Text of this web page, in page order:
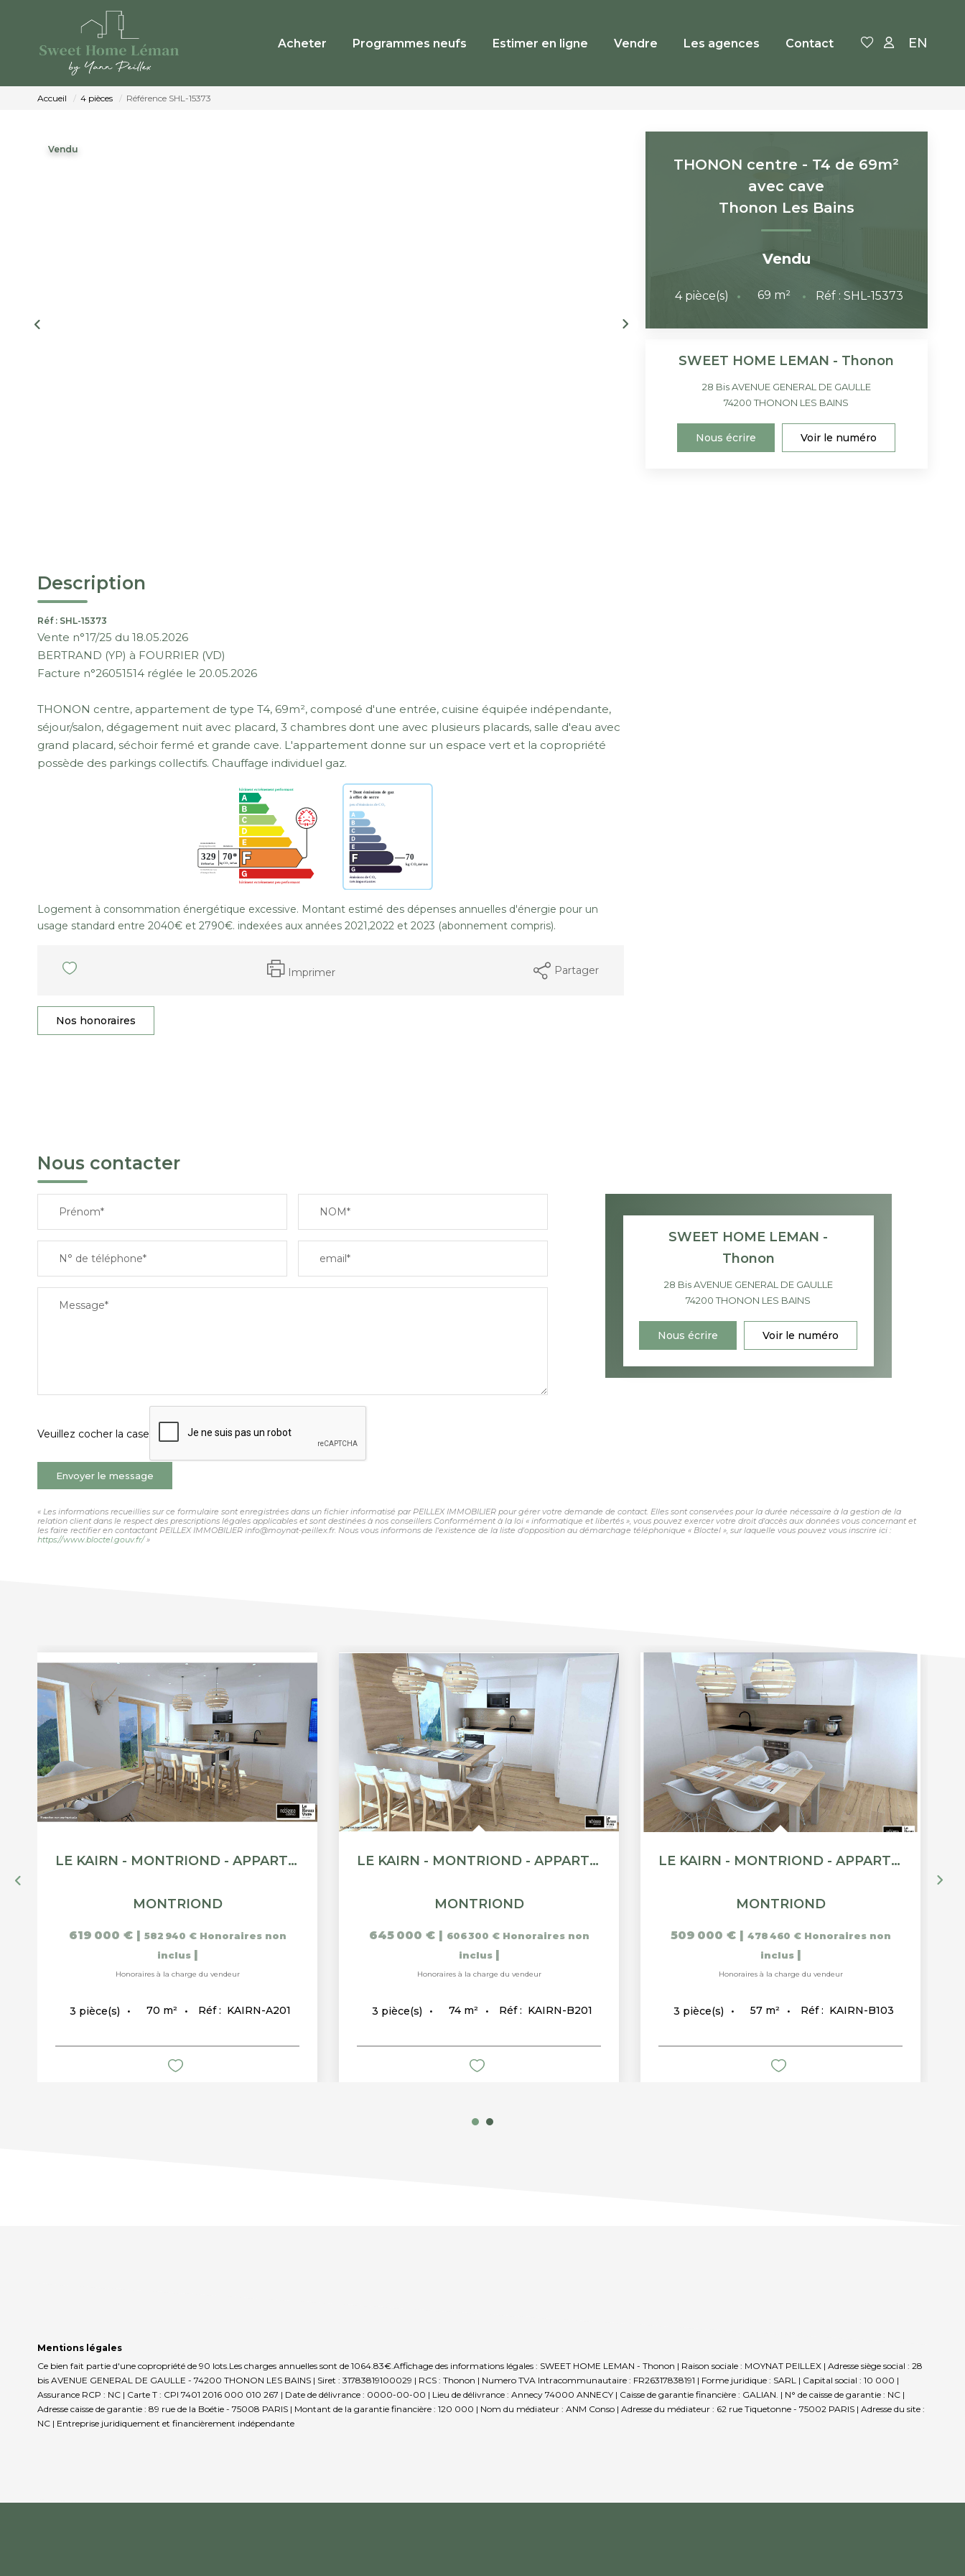
Acheter Programmes neufs Estimer en ligne Vendre Les agences Contact EN
Accueil 4 pièces Référence SHL-15373
Vendu
Description
Réf : SHL-15373
Vente n°17/25 du 18.05.2026
BERTRAND (YP) à FOURRIER (VD)
Facture n°26051514 réglée le 20.05.2026
THONON centre, appartement de type T4, 69m², composé d'une entrée, cuisine équipée indépendante,
séjour/salon, dégagement nuit avec placard, 3 chambres dont une avec plusieurs placards, salle d'eau avec
grand placard, séchoir fermé et grande cave. L'appartement donne sur un espace vert et la copropriété
possède des parkings collectifs. Chauffage individuel gaz.
Logement à consommation énergétique excessive. Montant estimé des dépenses annuelles d'énergie pour un
usage standard entre 2040€ et 2790€. indexées aux années 2021,2022 et 2023 (abonnement compris).
Imprimer Partager
Nos honoraires
THONON centre - T4 de 69m²
avec cave
Thonon Les Bains
Vendu
4 pièce(s) 69 m² Réf :SHL-15373
SWEET HOME LEMAN - Thonon
28 Bis AVENUE GENERAL DE GAULLE
74200THONON LES BAINS
Nous écrire Voir le numéro
Nous contacter
Prénom* NOM*
N° de téléphone* email*
Message*
Veuillez cocher la case
Envoyer le message
SWEET HOME LEMAN -
Thonon
28 Bis AVENUE GENERAL DE GAULLE
74200THONON LES BAINS
Nous écrire Voir le numéro
« Les informations recueillies sur ce formulaire sont enregistrées dans un fichier informatisé par PEILLEX IMMOBILIER pour gérer votre demande de contact. Elles sont conservées pour la durée nécessaire à la gestion de la
relation client dans le respect des prescriptions légales applicables et sont destinées à nos conseillers Conformément à la loi « informatique et libertés », vous pouvez exercer votre droit d'accès aux données vous concernant et
les faire rectifier en contactant PEILLEX IMMOBILIER info@moynat-peillex.fr. Nous vous informons de l'existence de la liste d'opposition au démarchage téléphonique « Bloctel », sur laquelle vous pouvez vous inscrire ici :
https://www.bloctel.gouv.fr/»
LE KAIRN - MONTRIOND - APPARTEMENT T3 - 69.87M²
MONTRIOND
619 000 € | 582 940 € Honoraires non
inclus |
Honoraires à la charge du vendeur
3 pièce(s) 70 m² Réf : KAIRN-A201
LE KAIRN - MONTRIOND - APPARTEMENT T3 + CABINE - 73.92M²
MONTRIOND
645 000 € | 606 300 € Honoraires non
inclus |
Honoraires à la charge du vendeur
3 pièce(s) 74 m² Réf : KAIRN-B201
LE KAIRN - MONTRIOND - APPARTEMENT T3 - 57.42M²M²
MONTRIOND
509 000 € | 478 460 € Honoraires non
inclus |
Honoraires à la charge du vendeur
3 pièce(s) 57 m² Réf : KAIRN-B103
Mentions légales
Ce bien fait partie d'une copropriété de 90 lots.Les charges annuelles sont de 1064.83€.Affichage des informations légales : SWEET HOME LEMAN - Thonon | Raison sociale : MOYNAT PEILLEX | Adresse siège social : 28
bis AVENUE GENERAL DE GAULLE - 74200 THONON LES BAINS | Siret : 31783819100029 | RCS : Thonon | Numero TVA Intracommunautaire : FR26317838191 | Forme juridique : SARL | Capital social : 10 000 |
Assurance RCP : NC | Carte T : CPI 7401 2016 000 010 267 | Date de délivrance : 0000-00-00 | Lieu de délivrance : Annecy 74000 ANNECY | Caisse de garantie financière : GALIAN. | N° de caisse de garantie : NC |
Adresse caisse de garantie : 89 rue de la Boétie - 75008 PARIS | Montant de la garantie financière : 120 000 | Nom du médiateur : ANM Conso | Adresse du médiateur : 62 rue Tiquetonne - 75002 PARIS | Adresse du site :
NC | Entreprise juridiquement et financièrement indépendante